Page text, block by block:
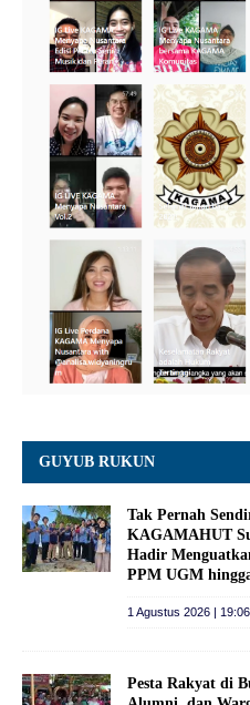
GUYUB RUKUN
Tak Pernah
KAGAMAHUT
Hadir
PPM UGM
1 Agustus 2026 | 19:06
Pesta Rakyat di